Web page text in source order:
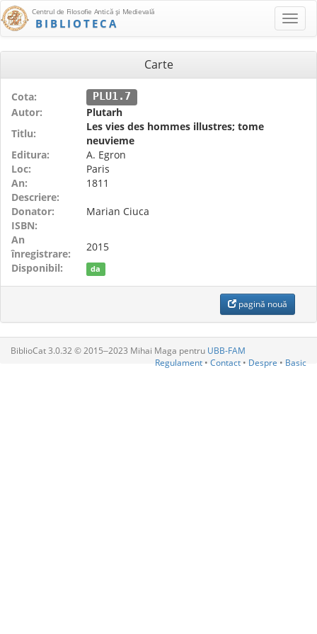
Centrul de Filosofie Antică şi Medievală
BIBLIOTECA
Carte
Cota: PLU1.7
Autor:
Plutarh
Titlu:
Les vies des hommes illustres; tome
neuvieme
Editura:
A. Egron
Loc:
Paris
An:
1811
Descriere:
Donator:
Marian Ciuca
ISBN:
An
înregistrare:
2015
Disponibil:
da
pagină nouă
BiblioCat 3.0.32 © 2015‒2023 Mihai Maga pentru UBB-FAM
Regulament • Contact • Despre • Basic